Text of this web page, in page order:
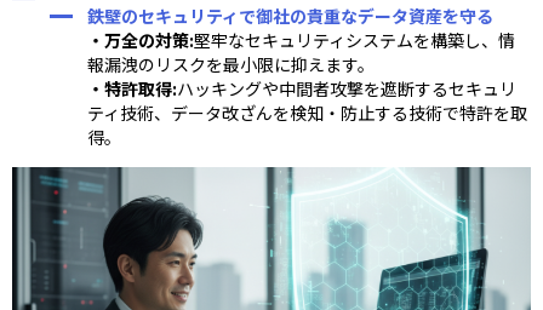
鉄壁のセキュリティで御社の貴重なデータ資産を守る
・万全の対策:堅牢なセキュリティシステムを構築し、情
報漏洩のリスクを最小限に抑えます。
・特許取得:ハッキングや中間者攻撃を遮断するセキュリ
ティ技術、データ改ざんを検知・防止する技術で特許を取
得。